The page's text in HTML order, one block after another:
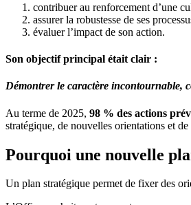
contribuer au renforcement d’une
assurer la robustesse de ses
évaluer l’impact de son action.
Son objectif principal était clair :
Démontrer le caractère incontournable,
Au terme de 2025, 98 % des actions
stratégique, de nouvelles orientations et
Pourquoi une nouvelle
Un plan stratégique permet de fixer des